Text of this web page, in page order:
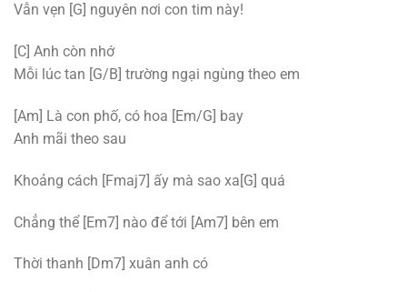
Vẫn vẹn [G] nguyên nơi con tim này!
[C] Anh còn nhớ
Mỗi lúc tan [G/B] trường ngại ngùng theo em
[Am] Là con phố, có hoa [Em/G] bay
Anh mãi theo sau
Khoảng cách [Fmaj7] ấy mà sao xa[G] quá
Chẳng thể [Em7] nào để tới [Am7] bên em
Thời thanh [Dm7] xuân anh có